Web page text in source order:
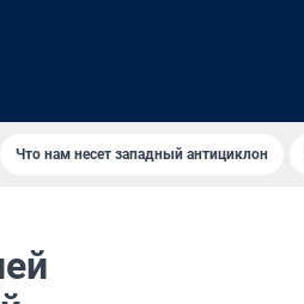
Что нам несет западный антициклон